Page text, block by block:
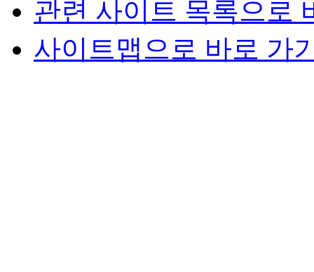
관련 사이트 목록으로
사이트맵으로 바로 가